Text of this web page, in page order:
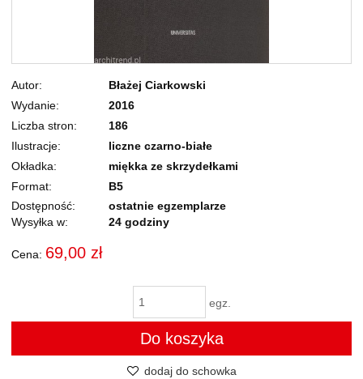
Autor
Błażej Ciarkowski
Wydanie
2016
Liczba stron
186
Ilustracje
liczne czarno-białe
Okładka
miękka ze skrzydełkami
Format
B5
Dostępność:
ostatnie egzemplarze
Wysyłka w:
24 godziny
Cena: 69,00 zł
egz.
Do koszyka
dodaj do schowka